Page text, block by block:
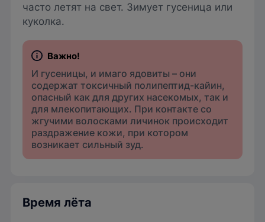
часто летят на свет. Зимует гусеница или
куколка.
И гусеницы, и имаго ядовиты – они
содержат токсичный полипептид-кайин,
опасный как для других насекомых, так и
для млекопитающих. При контакте со
жгучими волосками личинок происходит
раздражение кожи, при котором
возникает сильный зуд.
Время лёта